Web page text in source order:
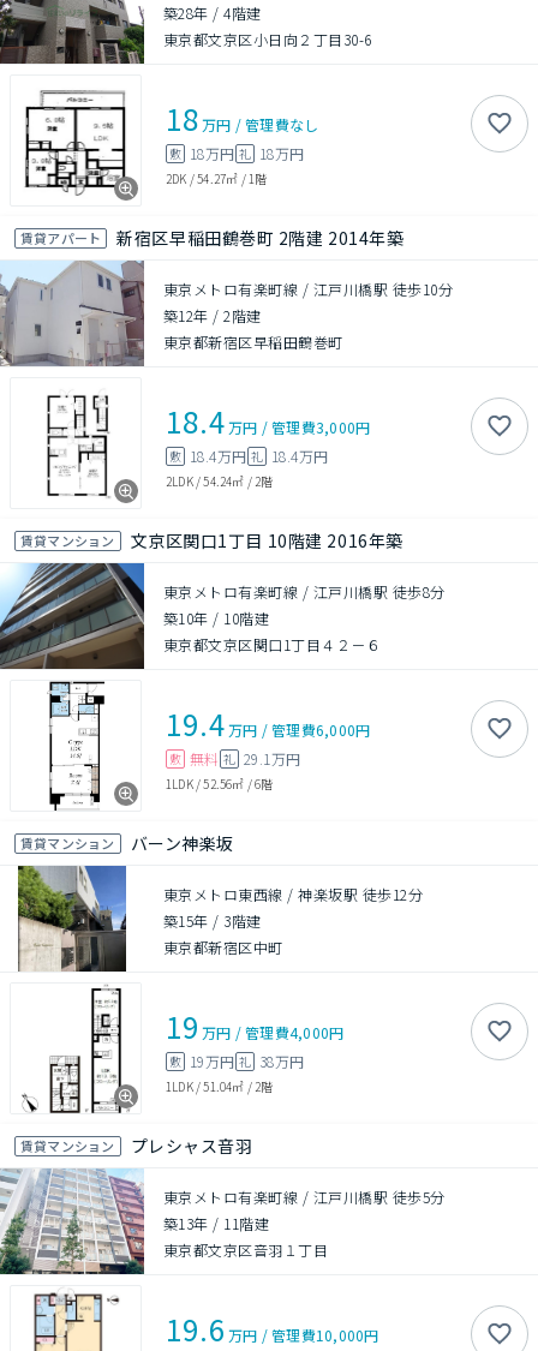
築28年 /4階建
東京都文京区小日向２丁目30-6
18万円 /管理費なし
敷 18万円 礼 18万円
2DK /54.27㎡ / 1階
賃貸アパート 新宿区早稲田鶴巻町 2階建 2014年築
東京メトロ有楽町線 / 江戸川橋駅 徒歩10分
築12年 /2階建
東京都新宿区早稲田鶴巻町
18.4万円 /管理費3,000円
敷 18.4万円 礼 18.4万円
2LDK/54.24㎡ / 2階
賃貸マンション 文京区関口1丁目 10階建 2016年築
東京メトロ有楽町線 / 江戸川橋駅 徒歩8分
築10年 / 10階建
東京都文京区関口1丁目４２－６
19.4万円 /管理費6,000円
敷 無料 礼 29.1万円
1LDK/52.56㎡ /6階
賃貸マンション バーン神楽坂
東京メトロ東西線 / 神楽坂駅 徒歩12分
築15年 / 3階建
東京都新宿区中町
19 万円 /管理費4,000円
敷 19万円 礼 38万円
1LDK/51.04㎡ / 2階
賃貸マンション プレシャス音羽
東京メトロ有楽町線 / 江戸川橋駅 徒歩5分
築13年 / 11階建
東京都文京区音羽１丁目
19.6 万円 /管理費10,000円